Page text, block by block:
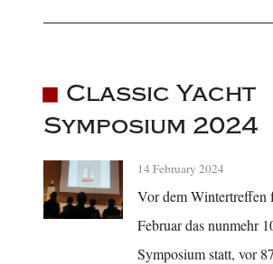
Classic Yacht
Symposium 2024
14 February 2024
Vor dem Wintertreffen
Februar das nunmehr
Symposium statt, vor